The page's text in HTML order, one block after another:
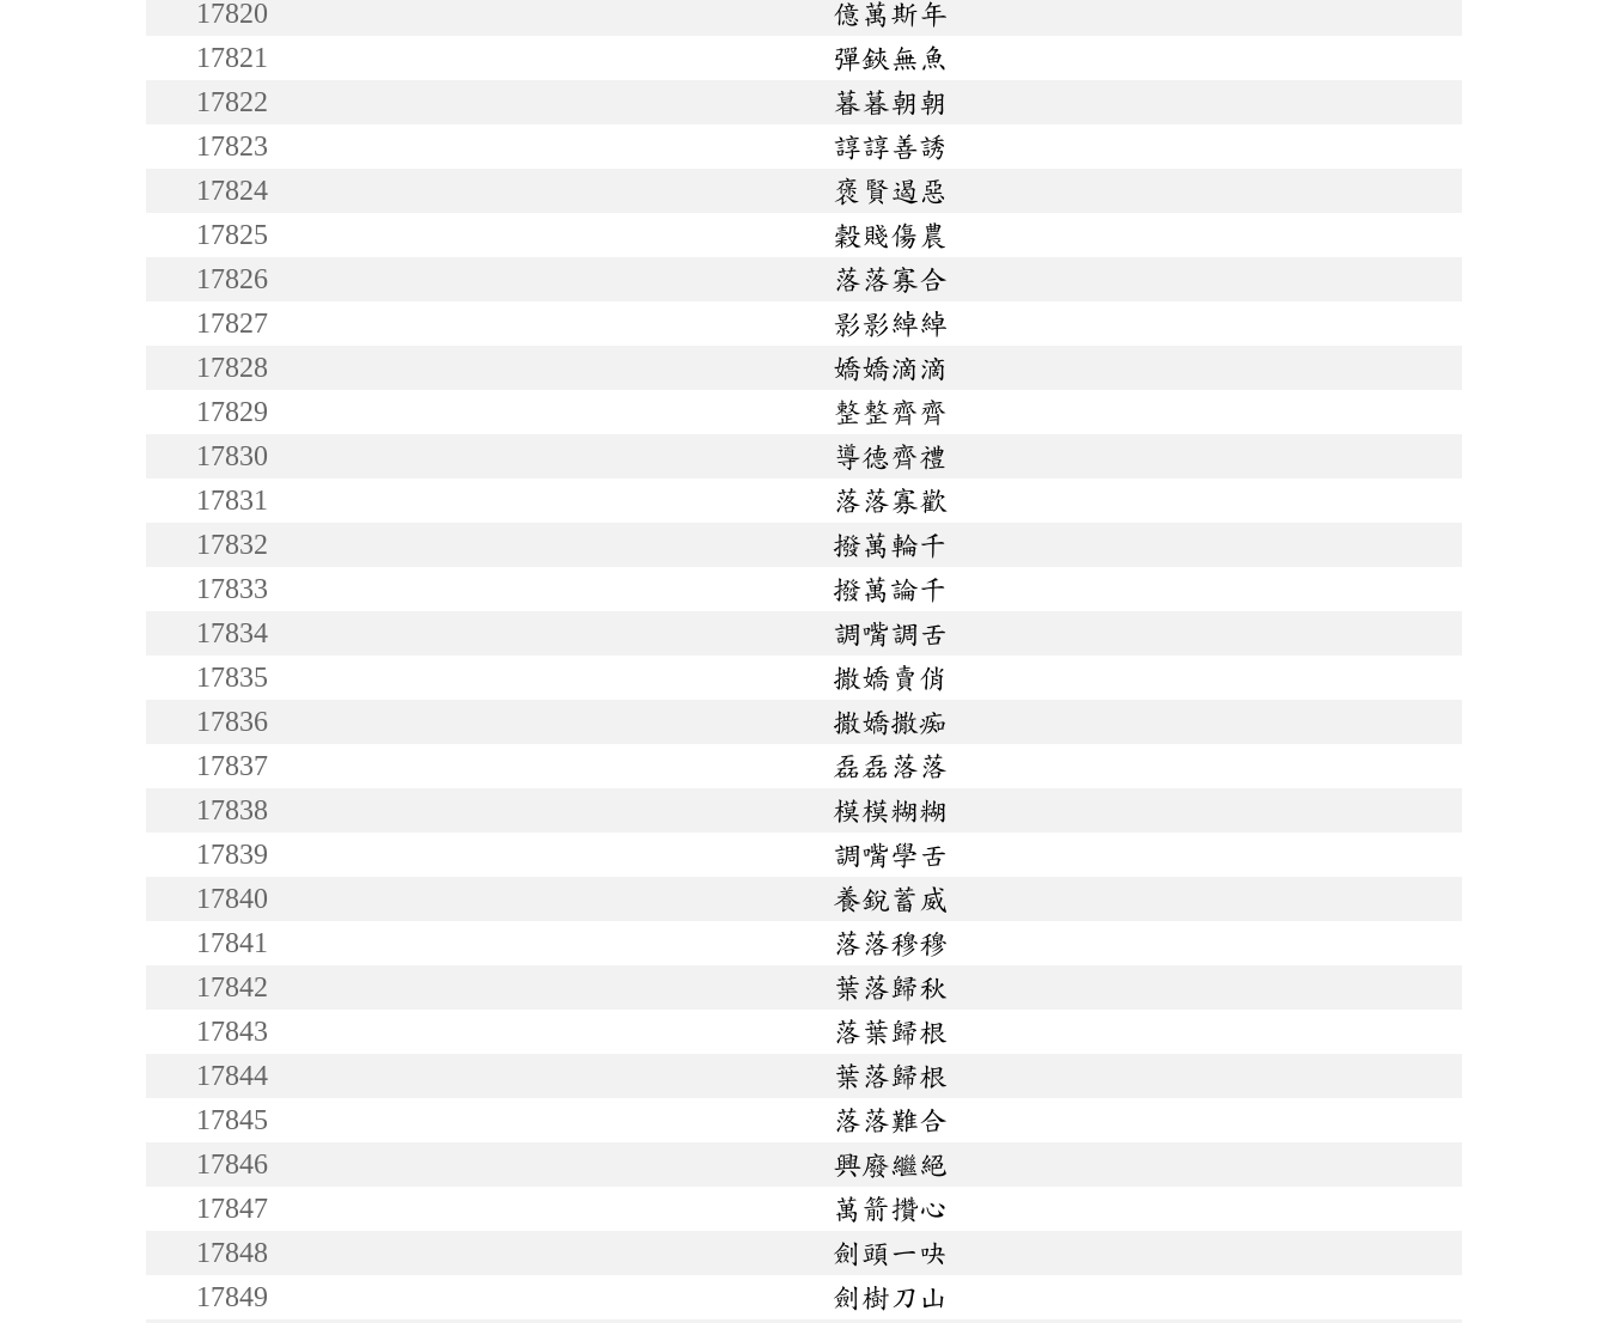
17820
億萬斯年
17821
彈鋏無魚
17822
暮暮朝朝
17823
諄諄善誘
17824
褒賢遏惡
17825
穀賤傷農
17826
落落寡合
17827
影影綽綽
17828
嬌嬌滴滴
17829
整整齊齊
17830
導德齊禮
17831
落落寡歡
17832
撥萬輪千
17833
撥萬論千
17834
調嘴調舌
17835
撒嬌賣俏
17836
撒嬌撒痴
17837
磊磊落落
17838
模模糊糊
17839
調嘴學舌
17840
養銳蓄威
17841
落落穆穆
17842
葉落歸秋
17843
落葉歸根
17844
葉落歸根
17845
落落難合
17846
興廢繼絕
17847
萬箭攢心
17848
劍頭一吷
17849
劍樹刀山